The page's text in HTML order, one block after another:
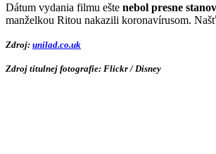
Dátum vydania filmu ešte nebol presne
manželkou Ritou nakazili koronavírusom.
Zdroj: unilad.co.uk
Zdroj titulnej fotografie: Flickr / Disney